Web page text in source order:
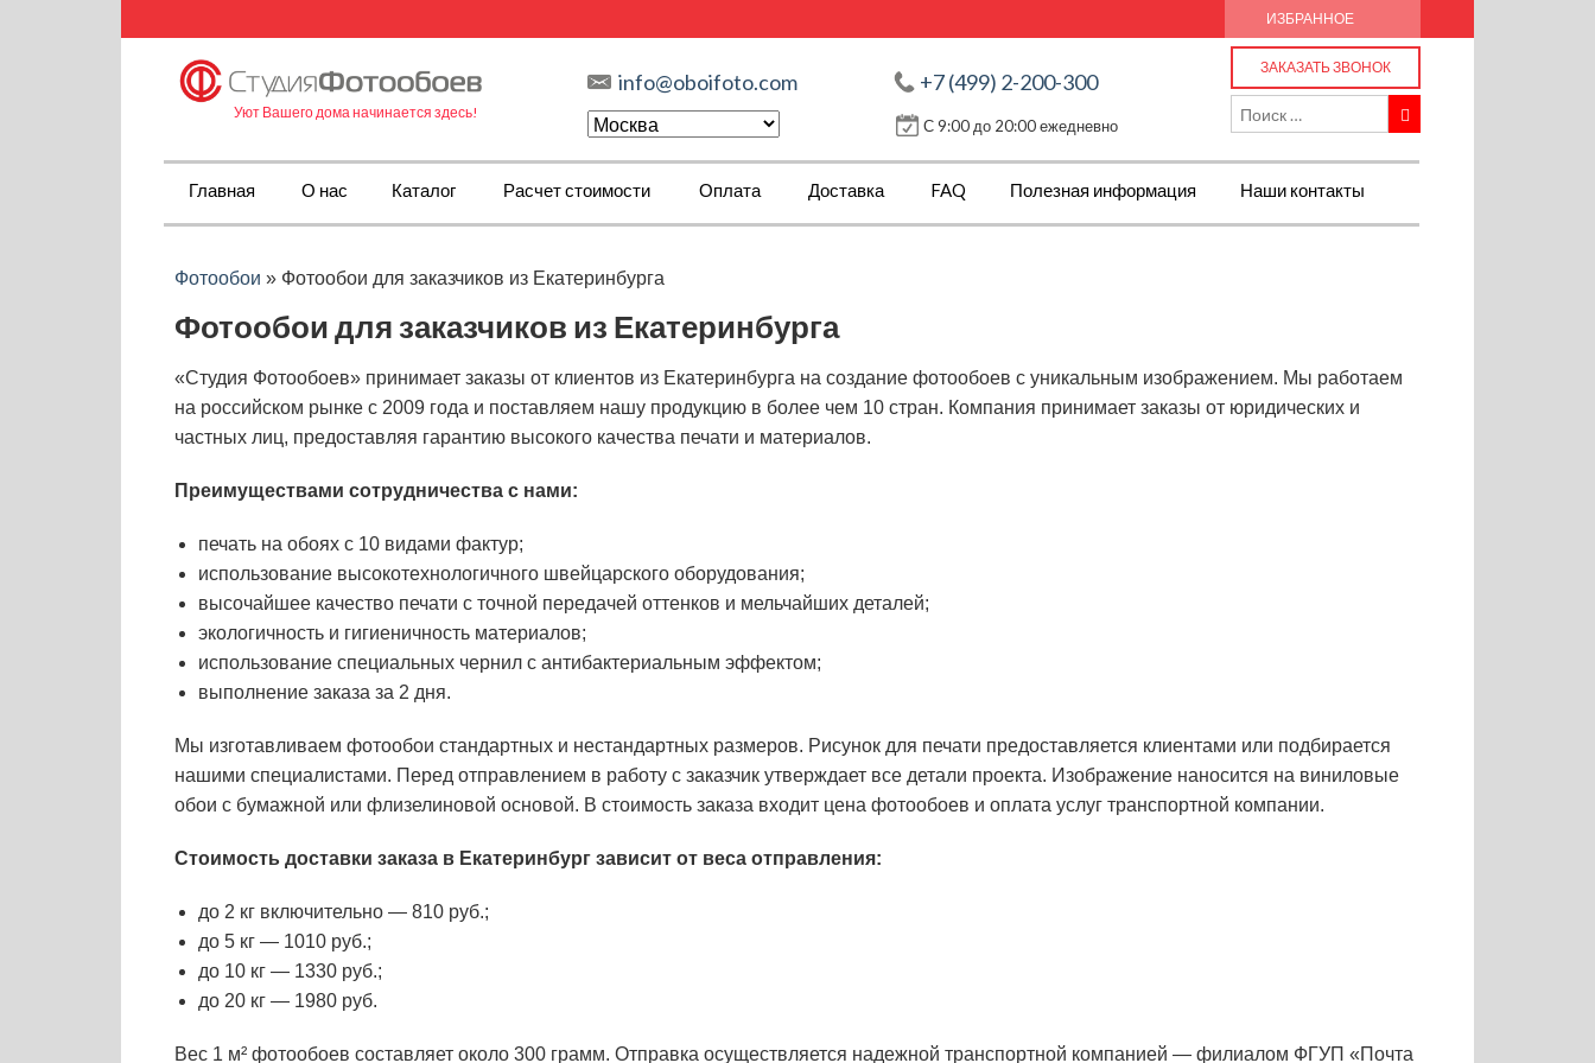
ИЗБРАННОЕ
Уют Вашего дома начинается здесь!
info@oboifoto.com +7 (499) 2-200-300
С 9:00 до 20:00 ежедневно
ЗАКАЗАТЬ ЗВОНОК
Главная О нас Каталог Расчет стоимости Оплата Доставка FAQ Полезная информация Наши контакты
Фотообои » Фотообои для заказчиков из Екатеринбурга
Фотообои для заказчиков из Екатеринбурга
«Студия Фотообоев» принимает заказы от клиентов из Екатеринбурга на создание фотообоев с уникальным изображением. Мы работаем
на российском рынке с 2009 года и поставляем нашу продукцию в более чем 10 стран. Компания принимает заказы от юридических и
частных лиц, предоставляя гарантию высокого качества печати и материалов.
Преимуществами сотрудничества с нами:
печать на обоях с 10 видами фактур;
использование высокотехнологичного швейцарского оборудования;
высочайшее качество печати с точной передачей оттенков и мельчайших деталей;
экологичность и гигиеничность материалов;
использование специальных чернил с антибактериальным эффектом;
выполнение заказа за 2 дня.
Мы изготавливаем фотообои стандартных и нестандартных размеров. Рисунок для печати предоставляется клиентами или подбирается
нашими специалистами. Перед отправлением в работу с заказчик утверждает все детали проекта. Изображение наносится на виниловые
обои с бумажной или флизелиновой основой. В стоимость заказа входит цена фотообоев и оплата услуг транспортной компании.
Стоимость доставки заказа в Екатеринбург зависит от веса отправления:
до 2 кг включительно — 810 руб.;
до 5 кг — 1010 руб.;
до 10 кг — 1330 руб.;
до 20 кг — 1980 руб.
Вес 1 м² фотообоев составляет около 300 грамм. Отправка осуществляется надежной транспортной компанией — филиалом ФГУП «Почта